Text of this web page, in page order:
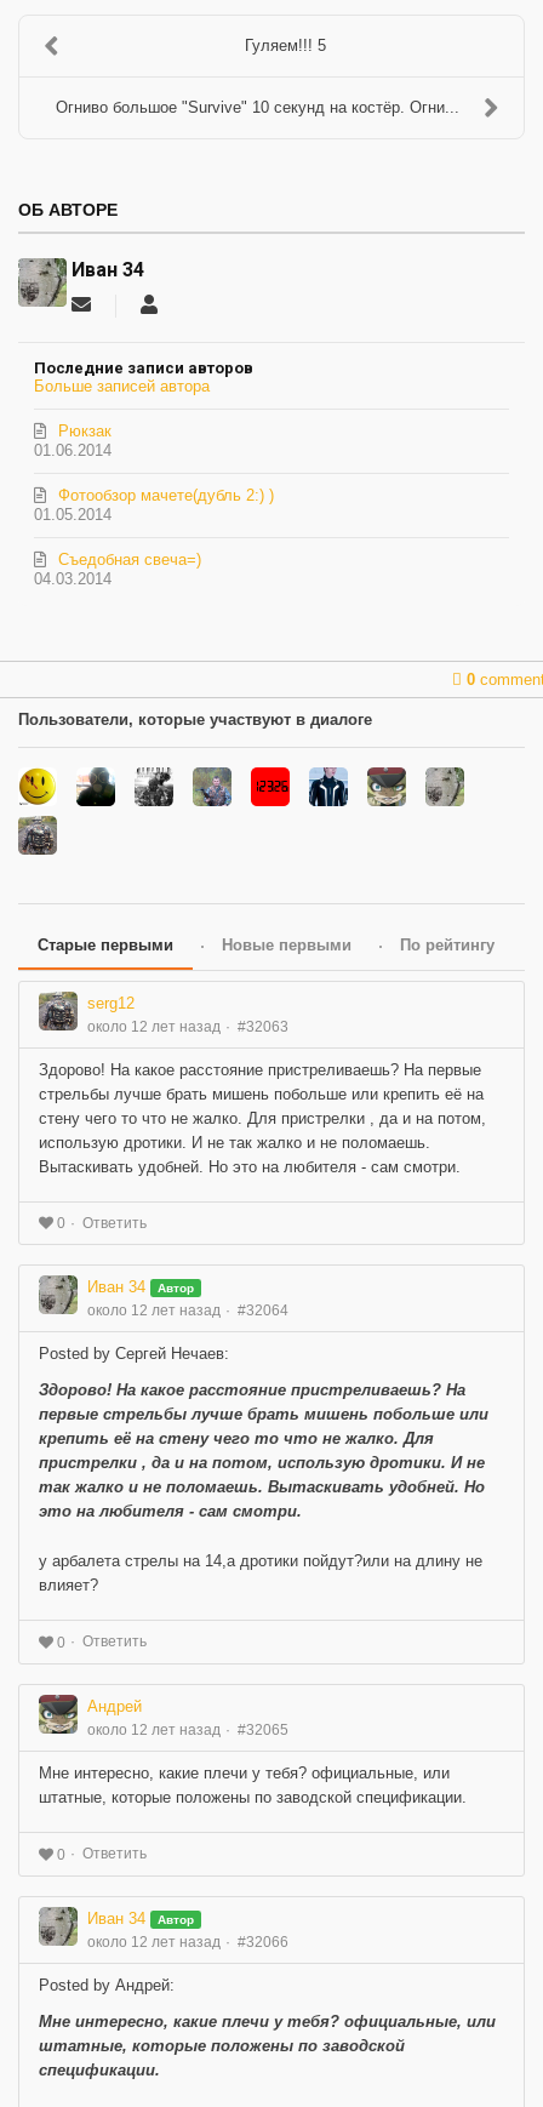
Гуляем!!! 5
Огниво большое "Survive" 10 секунд на костёр. Огни...
ОБ АВТОРЕ
Иван 34
Подписаться
автора
Последние записи авторов
Больше записей автора
01.06.2014
Рюкзак
01.05.2014
Фотообзор мачете(дубль 2:) )
04.03.2014
Съедобная свеча=)
0
Пользователи, которые участвуют в диалоге
Старые первыми Новые первыми По рейтингу
serg12
около 12 лет назад #32063
Здорово! На какое расстояние пристреливаешь? На первые
стрельбы лучше брать мишень побольше или крепить её на
стену чего то что не жалко. Для пристрелки , да и на потом,
использую дротики. И не так жалко и не поломаешь.
Вытаскивать удобней. Но это на любителя - сам смотри.
0 Ответить
Иван 34 Автор
около 12 лет назад #32064
Posted by Сергей Нечаев:
Здорово! На какое расстояние пристреливаешь? На
первые стрельбы лучше брать мишень побольше или
крепить её на стену чего то что не жалко. Для
пристрелки , да и на потом, использую дротики. И не
так жалко и не поломаешь. Вытаскивать удобней. Но
это на любителя - сам смотри.
у арбалета стрелы на 14,а дротики пойдут?или на длину не
влияет?
0 Ответить
Андрей
около 12 лет назад #32065
Мне интересно, какие плечи у тебя? официальные, или
штатные, которые положены по заводской спецификации.
0 Ответить
Иван 34 Автор
около 12 лет назад #32066
Posted by Андрей:
Мне интересно, какие плечи у тебя? официальные, или
штатные, которые положены по заводской
спецификации.